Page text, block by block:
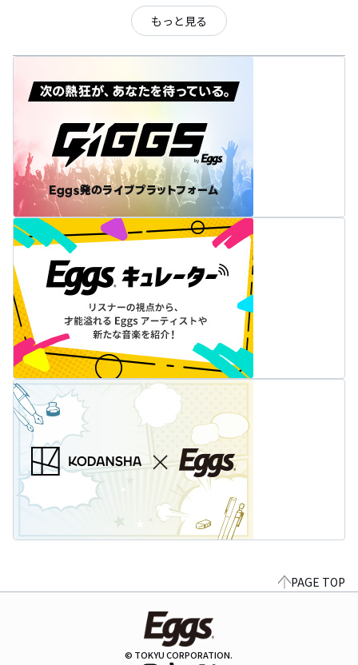
もっと見る
PAGE TOP
© TOKYU CORPORATION.